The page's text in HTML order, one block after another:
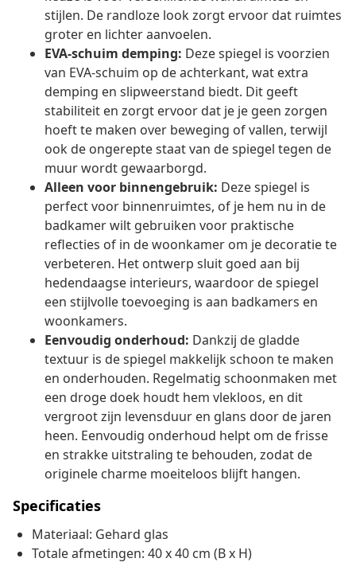
stijlen. De randloze look zorgt ervoor dat ruimtes
groter en lichter aanvoelen.
EVA-schuim demping: Deze spiegel is voorzien
van EVA-schuim op de achterkant, wat extra
demping en slipweerstand biedt. Dit geeft
stabiliteit en zorgt ervoor dat je je geen zorgen
hoeft te maken over beweging of vallen, terwijl
ook de ongerepte staat van de spiegel tegen de
muur wordt gewaarborgd.
Alleen voor binnengebruik: Deze spiegel is
perfect voor binnenruimtes, of je hem nu in de
badkamer wilt gebruiken voor praktische
reflecties of in de woonkamer om je decoratie te
verbeteren. Het ontwerp sluit goed aan bij
hedendaagse interieurs, waardoor de spiegel
een stijlvolle toevoeging is aan badkamers en
woonkamers.
Eenvoudig onderhoud: Dankzij de gladde
textuur is de spiegel makkelijk schoon te maken
en onderhouden. Regelmatig schoonmaken met
een droge doek houdt hem vlekloos, en dit
vergroot zijn levensduur en glans door de jaren
heen. Eenvoudig onderhoud helpt om de frisse
en strakke uitstraling te behouden, zodat de
originele charme moeiteloos blijft hangen.
Specificaties
Materiaal: Gehard glas
Totale afmetingen: 40 x 40 cm (B x H)